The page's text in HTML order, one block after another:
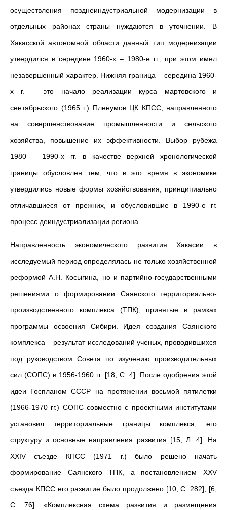
осуществления позднеиндустриальной модернизации в
отдельных районах страны нуждаются в уточнении. В
Хакасской автономной области данный тип модернизации
утвердился в середине 1960-х – 1980-е гг., при этом имел
незавершенный характер. Нижняя граница – середина 1960-
х г. – это начало реализации курса мартовского и
сентябрьского (1965 г.) Пленумов ЦК КПСС, направленного
на совершенствование промышленности и сельского
хозяйства, повышение их эффективности. Выбор рубежа
1980 – 1990-х гг. в качестве верхней хронологической
границы обусловлен тем, что в это время в экономике
утвердились новые формы хозяйствования, принципиально
отличавшиеся от прежних, и обусловившие в 1990-е гг.
процесс деиндустриализации региона.
Направленность экономического развития Хакасии в
исследуемый период определялась не только хозяйственной
реформой А.Н. Косыгина, но и партийно-государственными
решениями о формировании Саянского территориально-
производственного комплекса (ТПК), принятые в рамках
программы освоения Сибири. Идея создания Саянского
комплекса – результат исследований ученых, проводившихся
под руководством Совета по изучению производительных
сил (СОПС) в 1956-1960 гг. [18, С. 4]. После одобрения этой
идеи Госпланом СССР на протяжении восьмой пятилетки
(1966-1970 гг.) СОПС совместно с проектными институтами
установил территориальные границы комплекса, его
структуру и основные направления развития [15, Л. 4]. На
XXIV съезде КПСС (1971 г.) было решено начать
формирование Саянского ТПК, а постановлением XXV
съезда КПСС его развитие было продолжено [10, С. 282], [6,
С. 76]. «Комплексная схема развития и размещения